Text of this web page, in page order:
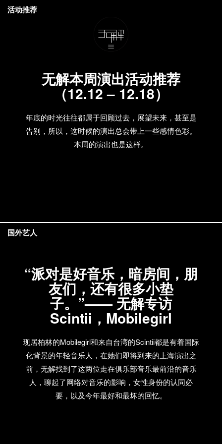
无解本周演出活动推荐
（12.12 – 12.18）
年底的时光往往都属于回顾过去，展望未来，甚至是
告别，所以，这时候的演出总会带上一些感情色彩。
本周的演出也是这样。
活动推荐
“派对是好音乐，暗房间，朋
友们，还有很多小垫
子。”—— 无解专访
Scintii，Mobilegirl
现居柏林的Mobilegirl和来自台湾的Scintii都是有着国际
化背景的年轻音乐人，在她们即将到来的上海演出之
前，无解找到了这两位走在俱乐部音乐最前沿的音乐
人，聊起了网络对音乐的影响，女性身份的认同必
要，以及今年最好和最坏的回忆。
国外艺人